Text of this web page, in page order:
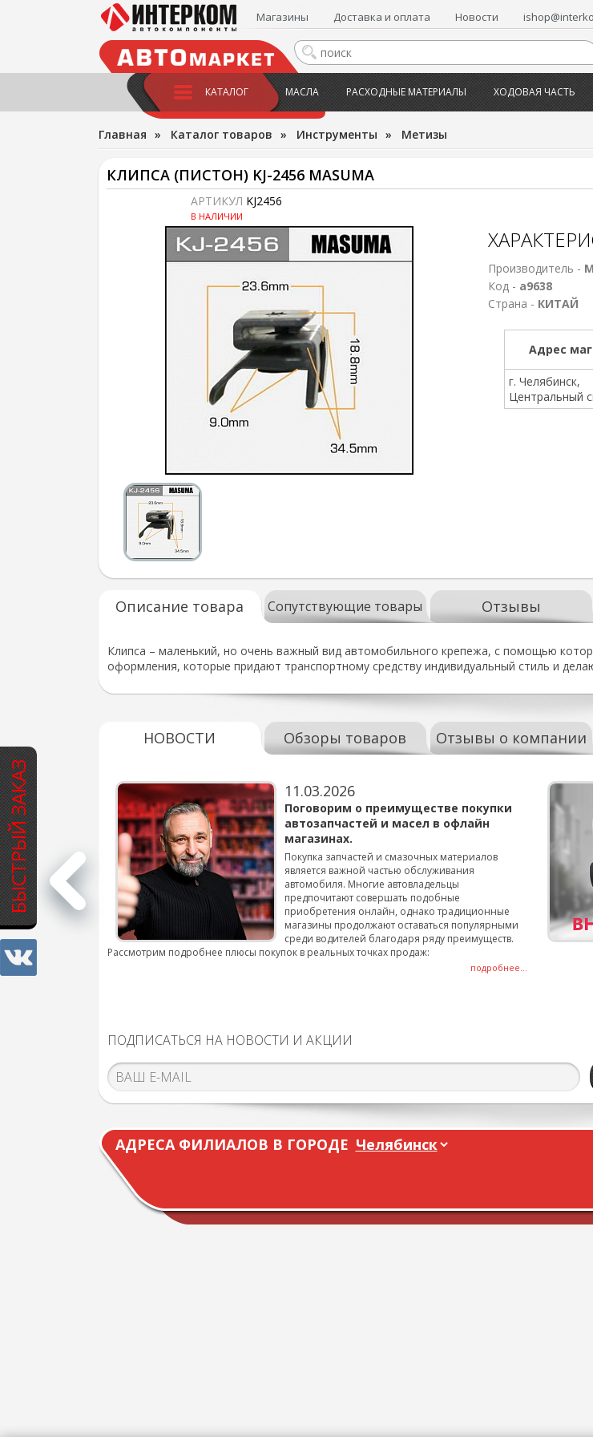
БЫСТРЫЙ ЗАКАЗ
Магазины Доставка и оплата Новости
КАТАЛОГ МАСЛА РАСХОДНЫЕ МАТЕРИАЛЫ ХОДОВАЯ ЧАСТЬ
Главная » Каталог товаров » Инструменты » Метизы
КЛИПСА (ПИСТОН) KJ-2456 MASUMA
АРТИКУЛ KJ2456
В НАЛИЧИИ
Производитель -
Код - а9638
Страна - КИТАЙ
Адрес
г. Челябинск,
Центральный
Описание товара Сопутствующие товары Отзывы
Клипса – маленький, но очень важный вид автомобильного крепежа, с помощью
оформления, которые придают транспортному средству индивидуальный стиль и
НОВОСТИ Обзоры товаров Отзывы о компании
для
смены шин на
подробнее...
11.03.2026
Поговорим о преимуществе покупки
автозапчастей и масел в офлайн
магазинах.
Покупка запчастей и смазочных материалов
является важной частью обслуживания
автомобиля. Многие автовладельцы
предпочитают совершать подобные
приобретения онлайн, однако традиционные
магазины продолжают оставаться популярными
среди водителей благодаря ряду преимуществ.
Рассмотрим подробнее плюсы покупок в реальных точках продаж:
подробнее...
ПОДПИСАТЬСЯ НА НОВОСТИ И АКЦИИ
АДРЕСА ФИЛИАЛОВ В ГОРОДЕ